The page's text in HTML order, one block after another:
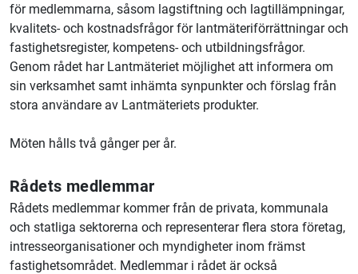
för medlemmarna, såsom lagstiftning och lagtillämpningar,
kvalitets- och kostnadsfrågor för lantmäteriförrättningar och
fastighetsregister, kompetens- och utbildningsfrågor.
Genom rådet har Lantmäteriet möjlighet att informera om
sin verksamhet samt inhämta synpunkter och förslag från
stora användare av Lantmäteriets produkter.
Möten hålls två gånger per år.
Rådets medlemmar
Rådets medlemmar kommer från de privata, kommunala
och statliga sektorerna och representerar flera stora företag,
intresseorganisationer och myndigheter inom främst
fastighetsområdet. Medlemmar i rådet är också